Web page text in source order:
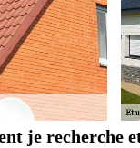
je recherche